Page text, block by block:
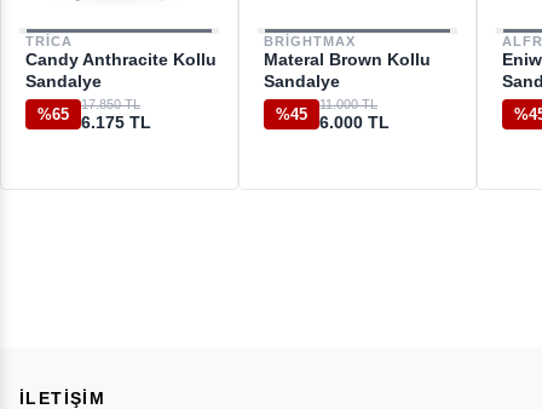
TRICA
Candy Anthracite Kollu
Sandalye
%65
17.850 TL
6.175 TL
BRIGHTMAX
Materal Brown Kollu
Sandalye
%45
11.000 TL
6.000 TL
İLETİŞİM